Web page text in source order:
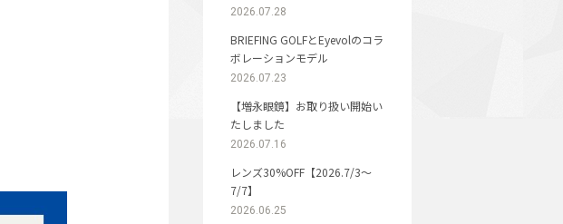
2026.07.28
BRIEFING GOLFとEyevolのコラ
ボレーションモデル
2026.07.23
【増永眼鏡】お取り扱い開始い
たしました
2026.07.16
レンズ30%OFF【2026.7/3〜
7/7】
2026.06.25